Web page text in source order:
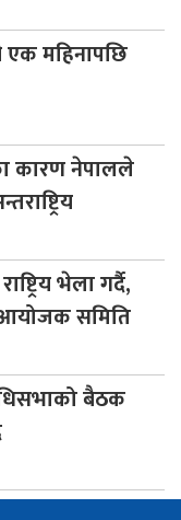
एक महिनापछि
कारण नेपालले
भेला गर्दै,
समिति
बैठक